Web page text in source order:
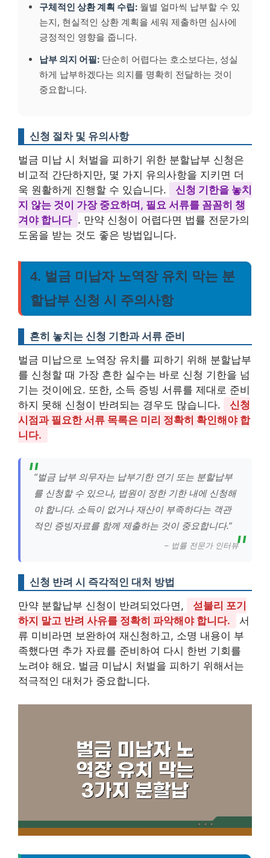
구체적인 상환 계획 수립: 월별 얼마씩 납부할 수 있
는지, 현실적인 상환 계획을 세워 제출하면 심사에
긍정적인 영향을 줍니다.
납부 의지 어필: 단순히 어렵다는 호소보다는, 성실
하게 납부하겠다는 의지를 명확히 전달하는 것이
중요합니다.
신청 절차 및 유의사항
벌금 미납 시 처벌을 피하기 위한 분할납부 신청은
비교적 간단하지만, 몇 가지 유의사항을 지키면 더
욱 원활하게 진행할 수 있습니다.
신청 기한을 놓치
지 않는 것이 가장 중요하며, 필요 서류를 꼼꼼히 챙
겨야 합니다 . 만약 신청이 어렵다면 법률 전문가의
도움을 받는 것도 좋은 방법입니다.
4. 벌금 미납자 노역장 유치 막는 분
할납부 신청 시 주의사항
흔히 놓치는 신청 기한과 서류 준비
벌금 미납으로 노역장 유치를 피하기 위해 분할납부
를 신청할 때 가장 흔한 실수는 바로 신청 기한을 넘
기는 것이에요. 또한, 소득 증빙 서류를 제대로 준비
하지 못해 신청이 반려되는 경우도 많습니다.
신청
시점과 필요한 서류 목록은 미리 정확히 확인해야 합
니다.
“벌금 납부 의무자는 납부기한 연기 또는 분할납부
를 신청할 수 있으나, 법원이 정한 기한 내에 신청해
야 합니다. 소득이 없거나 재산이 부족하다는 객관
적인 증빙자료를 함께 제출하는 것이 중요합니다.”
– 법률 전문가 인터뷰
신청 반려 시 즉각적인 대처 방법
만약 분할납부 신청이 반려되었다면,
섣불리 포기
하지 말고 반려 사유를 정확히 파악해야 합니다.
서
류 미비라면 보완하여 재신청하고, 소명 내용이 부
족했다면 추가 자료를 준비하여 다시 한번 기회를
노려야 해요. 벌금 미납시 처벌을 피하기 위해서는
적극적인 대처가 중요합니다.